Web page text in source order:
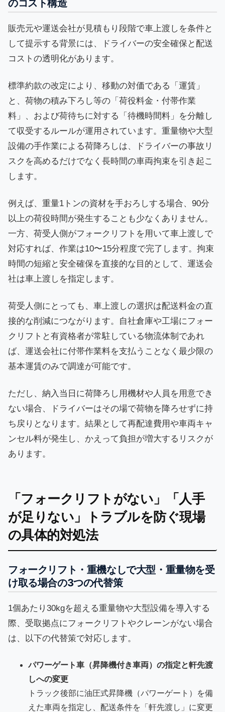
のコスト構造
販売元や運送会社が見積もり段階で車上渡しを条件と
して提示する背景には、ドライバーの安全確保と配送
コストの透明化があります。
標準約款の改定により、移動の対価である「運賃」
と、荷物の積み下ろし等の「荷役料金・付帯作業
料」、および荷待ちに対する「待機時間料」を分離し
て収受するルールが運用されています。重量物や大型
設備の手作業による荷降ろしは、ドライバーの事故リ
スクを高めるだけでなく長時間の車両拘束を引き起こ
します。
例えば、重量1トンの資材を手おろしする場合、90分
以上の荷役時間が発生することも少なくありません。
一方、荷受人側がフォークリフトを用いて車上渡しで
対応すれば、作業は10〜15分程度で完了します。拘束
時間の短縮と安全確保を直接的な目的として、運送会
社は車上渡しを指定します。
荷受人側にとっても、車上渡しの選択は配送料金の直
接的な削減につながります。自社倉庫や工場にフォー
クリフトと有資格者が常駐している物流体制であれ
ば、運送会社に付帯作業料を支払うことなく最少限の
基本運賃のみで調達が可能です。
ただし、納入当日に荷降ろし用機材や人員を用意でき
ない場合、ドライバーはその場で荷物を降ろせずに持
ち戻りとなります。結果として再配達費用や車両キャ
ンセル料が発生し、かえって負担が増大するリスクが
あります。
「フォークリフトがない」「人手
が足りない」トラブルを防ぐ現場
の具体的対処法
フォークリフト・重機なしで大型・重量物を受
け取る場合の3つの代替策
1個あたり30kgを超える重量物や大型設備を導入する
際、受取拠点にフォークリフトやクレーンがない場合
は、以下の代替策で対応します。
パワーゲート車（昇降機付き車両）の指定と軒先渡
しへの変更
トラック後部に油圧式昇降機（パワーゲート）を備
えた車両を指定し、配送条件を「軒先渡し」に変更